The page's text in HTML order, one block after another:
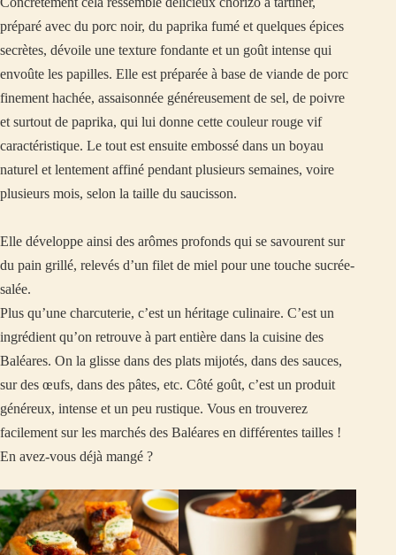
préparé avec du porc noir, du paprika fumé et quelques épices
secrètes, dévoile une texture fondante et un goût intense qui
envoûte les papilles. Elle est préparée à base de viande de porc
finement hachée, assaisonnée généreusement de sel, de poivre
et surtout de paprika, qui lui donne cette couleur rouge vif
caractéristique. Le tout est ensuite embossé dans un boyau
naturel et lentement affiné pendant plusieurs semaines, voire
plusieurs mois, selon la taille du saucisson.
Elle développe ainsi des arômes profonds qui se savourent sur
du pain grillé, relevés d’un filet de miel pour une touche sucrée-
salée.
Plus qu’une charcuterie, c’est un héritage culinaire. C’est un
ingrédient qu’on retrouve à part entière dans la cuisine des
Baléares. On la glisse dans des plats mijotés, dans des sauces,
sur des œufs, dans des pâtes, etc. Côté goût, c’est un produit
généreux, intense et un peu rustique. Vous en trouverez
facilement sur les marchés des Baléares en différentes tailles !
En avez-vous déjà mangé ?